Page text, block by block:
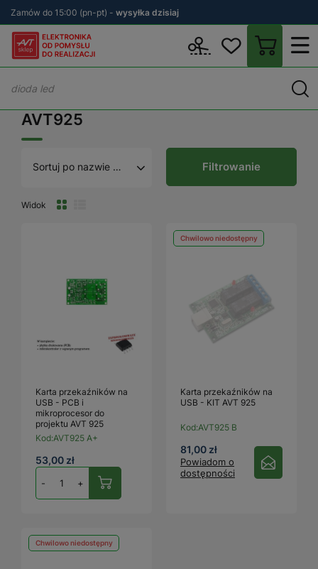
Zamów do 15:00 (pn-pt) - wysyłka dzisiaj
AVT925
Sortuj po nazwie A - Z
Widok
Filtrowanie
Karta przekaźników na
USB - PCB i
mikroprocesor do
projektu AVT 925
Kod:AVT925 A+
53,00 zł
- +
Chwilowo niedostępny
Karta przekaźników na
USB - KIT AVT 925
Kod:AVT925 B
81,00 zł
Powiadom o
dostępności
Chwilowo niedostępny